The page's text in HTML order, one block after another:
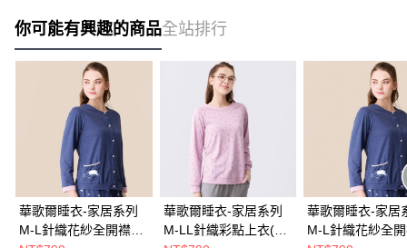
你可能有興趣的商品全站排行
華歌爾睡衣-家居系列
M-L針織花紗全開襟上
華歌爾睡衣-家居系列
M-LL針織彩點上衣(珊
華歌爾睡衣-家居
M-L針織花紗全